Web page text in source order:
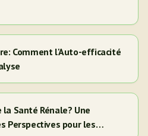
Comment l'Auto-efficacité
Santé Rénale? Une
Perspectives pour les